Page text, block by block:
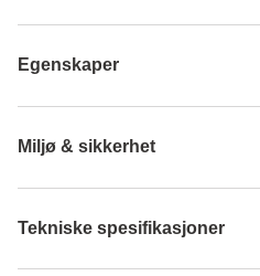
Egenskaper
Miljø & sikkerhet
Tekniske spesifikasjoner